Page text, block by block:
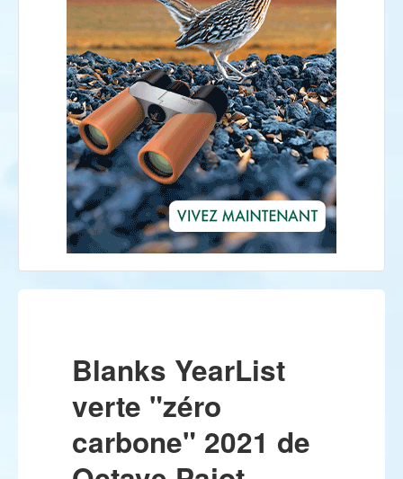
Blanks YearList
verte "zéro
carbone" 2021 de